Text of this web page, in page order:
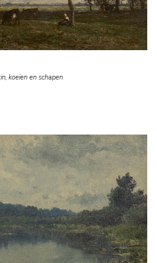
koeien en schapen